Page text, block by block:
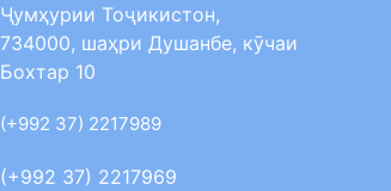
Ҷумҳурии Тоҷикистон,
734000, шаҳри Душанбе, кӯчаи
Бохтар 10
(+992 37) 2217989
(+992 37) 2217969